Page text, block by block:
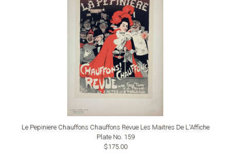
Le Pepiniere Chauffons Chauffons Revue Les Maitres De L'Affiche
Plate No. 159
$175.00